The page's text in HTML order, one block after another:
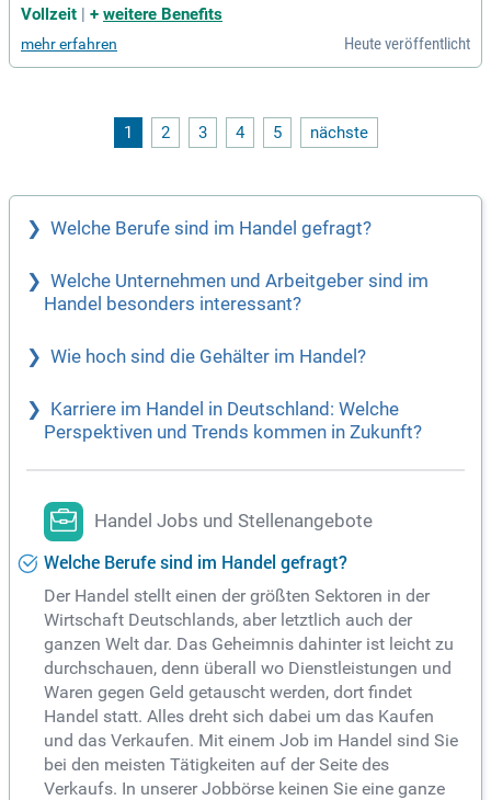
Vollzeit | + weitere Benefits
mehr erfahren Heute veröffentlicht
1 2 3 4 5 nächste
Welche Berufe sind im Handel gefragt?
Welche Unternehmen und Arbeitgeber sind im
Handel besonders interessant?
Wie hoch sind die Gehälter im Handel?
Karriere im Handel in Deutschland: Welche
Perspektiven und Trends kommen in Zukunft?
Handel Jobs und Stellenangebote
Welche Berufe sind im Handel gefragt?
Der Handel stellt einen der größten Sektoren in der
Wirtschaft Deutschlands, aber letztlich auch der
ganzen Welt dar. Das Geheimnis dahinter ist leicht zu
durchschauen, denn überall wo Dienstleistungen und
Waren gegen Geld getauscht werden, dort findet
Handel statt. Alles dreht sich dabei um das Kaufen
und das Verkaufen. Mit einem Job im Handel sind Sie
bei den meisten Tätigkeiten auf der Seite des
Verkaufs. In unserer Jobbörse keinen Sie eine ganze